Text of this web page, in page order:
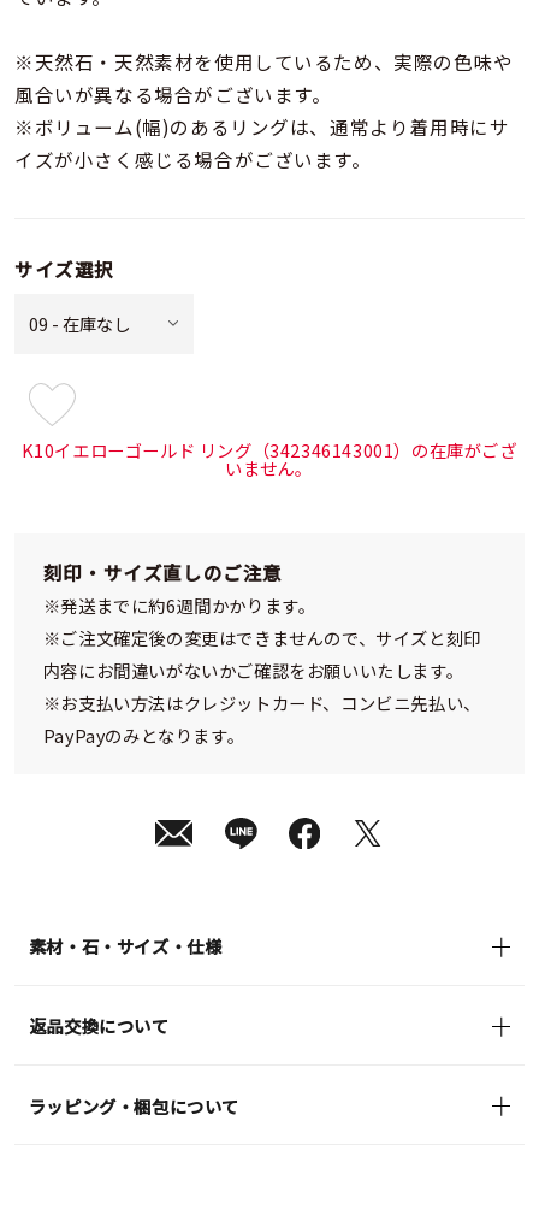
在庫 在庫ありのみ
※天然石・天然素材を使用しているため、実際の色味や
風合いが異なる場合がございます。
※ボリューム(幅)のあるリングは、通常より着用時にサ
イズが小さく感じる場合がございます。
サイズ選択
¥35,200
in)
K10イエローゴールド リング（342346143001）の在庫がござ
いません。
刻印・サイズ直しのご注意
※発送までに約6週間かかります。
※ご注文確定後の変更はできませんので、サイズと刻印
内容にお間違いがないかご確認をお願いいたします。
※お支払い方法はクレジットカード、コンビニ先払い、
PayPayのみとなります。
素材・石・サイズ・仕様
返品交換について
ラッピング・梱包について